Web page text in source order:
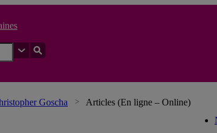
Goscha Articles (En ligne – Online)